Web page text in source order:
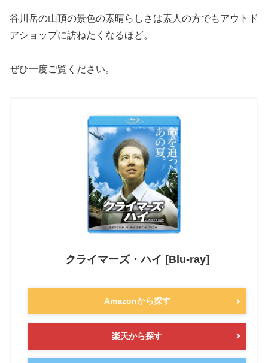
谷川岳の山頂の景色の素晴らしさは素人の方でもアウトド
アショップに訪ねたくなるほど。
ぜひ一度ご覧ください。
クライマーズ・ハイ [Blu-ray]
Amazonから探す
楽天から探す